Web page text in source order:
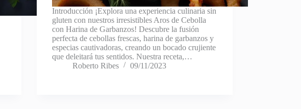
Introducción ¡Explora una experiencia culinaria sin
gluten con nuestros irresistibles Aros de Cebolla
con Harina de Garbanzos! Descubre la fusión
perfecta de cebollas frescas, harina de garbanzos y
especias cautivadoras, creando un bocado crujiente
que deleitará tus sentidos. Nuestra receta,…
Roberto Ribes
09/11/2023